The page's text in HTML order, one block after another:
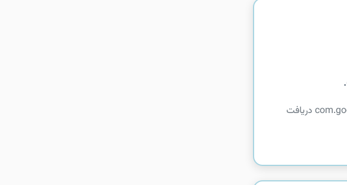
توضیحات در دسترس نیست. این اپلیکیشن از com.google.android.apps.youtube.channelprivileges دریافت